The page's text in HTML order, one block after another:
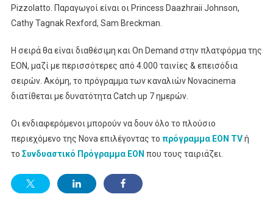
Pizzolatto. Παραγωγοί είναι οι Princess Daazhraii Johnson,
Cathy Tagnak Rexford, Sam Breckman.
Η σειρά θα είναι διαθέσιμη και On Demand στην πλατφόρμα της
ΕΟΝ, μαζί με περισσότερες από 4.000 ταινίες & επεισόδια
σειρών. Ακόμη, το πρόγραμμα των καναλιών Novacinema
διατίθεται με δυνατότητα Catch up 7 ημερών.
Οι ενδιαφερόμενοι μπορούν να δουν όλο το πλούσιο
περιεχόμενο της Nova επιλέγοντας το πρόγραμμα ΕΟΝ ΤVή
το Συνδυαστικό Πρόγραμμα ΕΟΝ που τους ταιριάζει.